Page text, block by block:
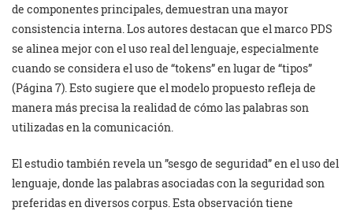
de componentes principales, demuestran una mayor
consistencia interna. Los autores destacan que el marco PDS
se alinea mejor con el uso real del lenguaje, especialmente
cuando se considera el uso de “tokens” en lugar de “tipos”
(Página 7). Esto sugiere que el modelo propuesto refleja de
manera más precisa la realidad de cómo las palabras son
utilizadas en la comunicación.
El estudio también revela un ”sesgo de seguridad” en el uso del
lenguaje, donde las palabras asociadas con la seguridad son
preferidas en diversos corpus. Esta observación tiene